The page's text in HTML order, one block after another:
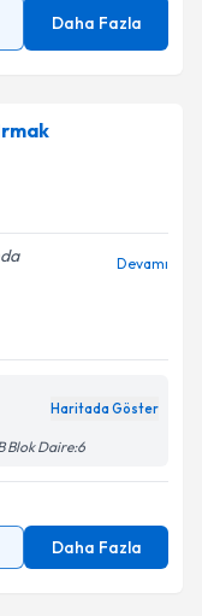
Daha Fazla
Devamı
Haritada Göster
Blok Daire:6
Daha Fazla